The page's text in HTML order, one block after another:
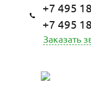
+7 495
+7 495
Заказать